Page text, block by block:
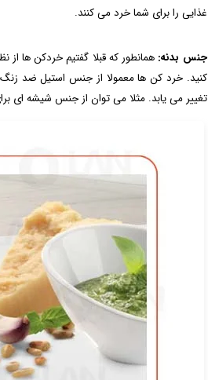
غذایی را برای شما خرد می کنند.
جنس بدنه: همانطور که قبلا گفتیم خردکن ها از
کنید. خرد کن ها معمولا از جنس استیل ضد
تغییر می یابد. مثلا می توان از جنس شیشه ای